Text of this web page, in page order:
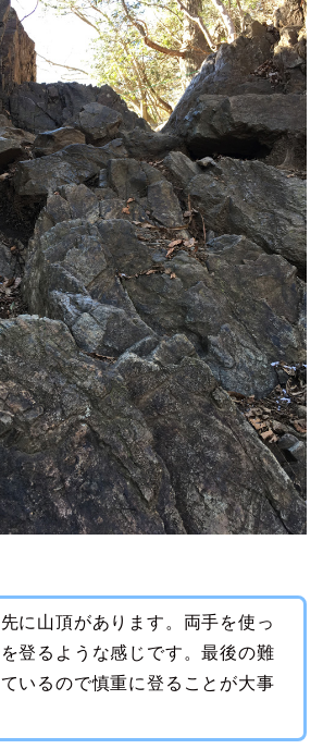
に山頂があります。両手を使っ
登るような感じです。最後の難
いるので慎重に登ることが大事